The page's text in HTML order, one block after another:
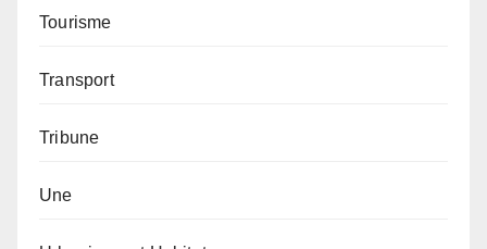
Tourisme
Transport
Tribune
Une